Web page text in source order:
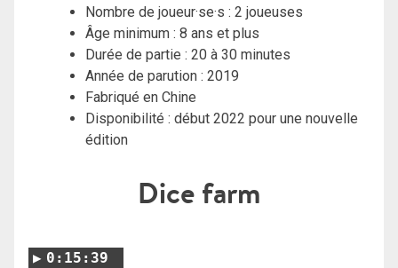
Nombre de joueur·se·s : 2 joueuses
Âge minimum : 8 ans et plus
Durée de partie : 20 à 30 minutes
Année de parution : 2019
Fabriqué en Chine
Disponibilité : début 2022 pour une nouvelle
édition
Dice farm
0:15:39